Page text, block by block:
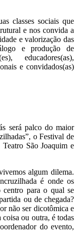
classes sociais que
e nos convida a
e valorização das
e produção de
educadores(as),
e convidados(as)
será palco do maior
o Festival de
São Joaquim e
algum dilema.
é onde os
centro para o qual se
ou de chegada?
não ser dicotômica e
ou outra, é todas
do evento,